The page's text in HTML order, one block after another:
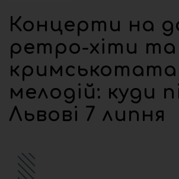
Концерти на
ретро-хіти та
мелодій: куди
Львові 7 липня